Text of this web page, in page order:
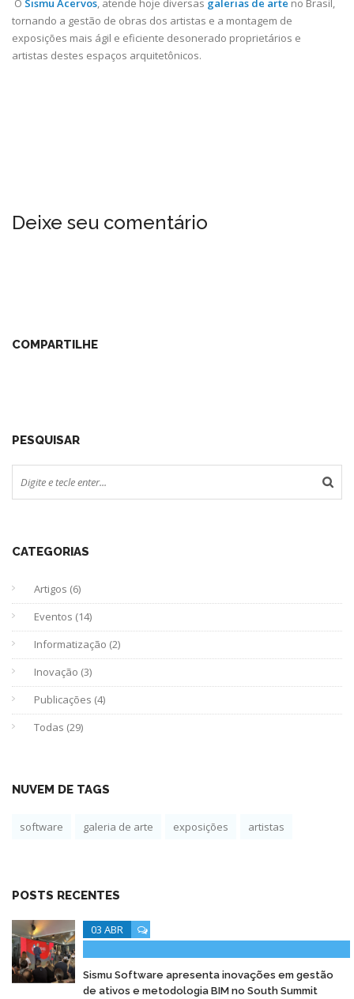
O Sismu Acervos, atende hoje diversas galerias de arte no Brasil,
tornando a gestão de obras dos artistas e a montagem de
exposições mais ágil e eficiente desonerado proprietários e
artistas destes espaços arquitetônicos.
Deixe seu comentário
COMPARTILHE
PESQUISAR
CATEGORIAS
Artigos (6)
Eventos (14)
Informatização (2)
Inovação (3)
Publicações (4)
Todas (29)
NUVEM DE TAGS
software galeria de arte exposições artistas
POSTS RECENTES
03 ABR
Sismu Software apresenta inovações em gestão
de ativos e metodologia BIM no South Summit